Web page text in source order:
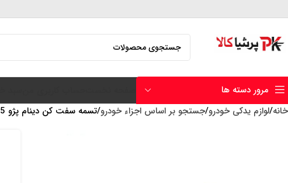
مرور دسته ها
خانه لوازم یدکی خودرو جستجو بر اساس اجزاء خودرو تسمه سفت کن دینام پژو 405